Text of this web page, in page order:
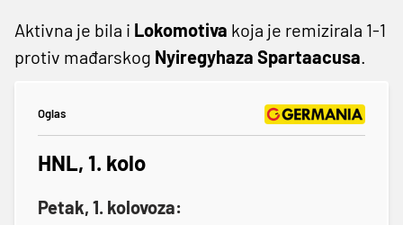
Aktivna je bila i Lokomotiva koja je remizirala 1-1
protiv mađarskog Nyiregyhaza Spartaacusa.
Oglas
HNL, 1. kolo
Petak, 1. kolovoza: